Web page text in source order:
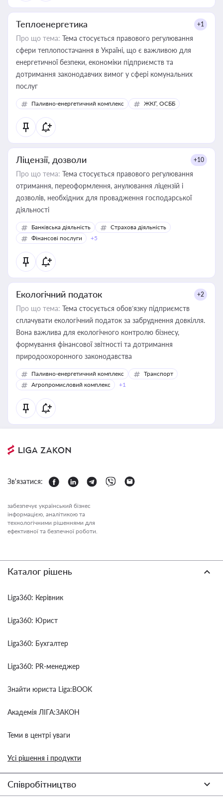
Теплоенергетика +1
Про що тема: Тема стосується правового регулювання
сфери теплопостачання в Україні, що є важливою для
енергетичної безпеки, економіки підприємств та
дотримання законодавчих вимог у сфері комунальних
послуг
Паливно-енергетичний комплекс ЖКГ, ОСББ
Ліцензії, дозволи +10
Про що тема: Тема стосується правового регулювання
отримання, переоформлення, анулювання ліцензій і
дозволів, необхідних для провадження господарської
діяльності
Банківська діяльність
Страхова діяльність
Фінансові послуги
+5
Екологічний податок +2
Про що тема: Тема стосується обов’язку підприємств
сплачувати екологічний податок за забруднення довкілля.
Вона важлива для екологічного контролю бізнесу,
формування фінансової звітності та дотримання
природоохоронного законодавства
Паливно-енергетичний комплекс
Транспорт
Агропромисловий комплекс
+1
Зв'язатися:
забезпечує український бізнес
інформацією, аналітикою та
технологічними рішеннями для
ефективної та безпечної роботи.
Каталог рішень
Liga360: Керівник
Liga360: Юрист
Liga360: Бухгалтер
Liga360: PR-менеджер
Знайти юриста Liga:BOOK
Академія ЛІГА:ЗАКОН
Теми в центрі уваги
Усі рішення і продукти
Співробітництво